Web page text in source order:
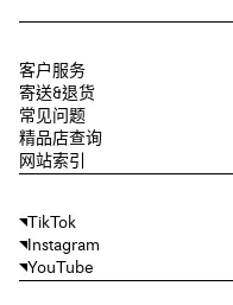
客户服务
寄送&退货
常见问题
精品店查询
网站索引
TikTok
Instagram
YouTube